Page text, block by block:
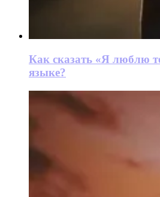
Как сказать «Я люблю
языке?